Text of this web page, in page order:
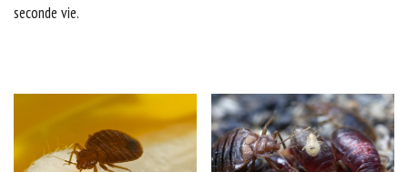
seconde vie.